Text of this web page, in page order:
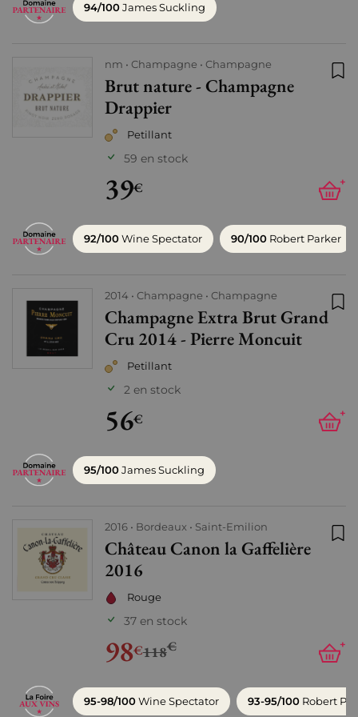
94/100James Suckling
nm Champagne Champagne
Brut nature - Champagne
Drappier
Petillant
59 en stock
39€ +
92/100Wine Spectator 90/100 Robert Parker
2014 Champagne Champagne
Champagne Extra Brut Grand
Cru 2014 - Pierre Moncuit
Petillant
2 en stock
56€ +
95/100James Suckling
2016 Bordeaux Saint-Emilion
Château Canon la Gaffelière
2016
Rouge
37 en stock
98€118€ +
95-98/100Wine Spectator 93-95/100 Robert